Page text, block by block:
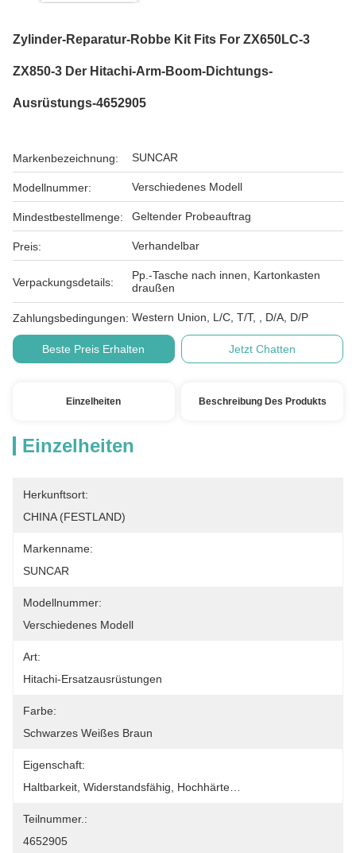
Zylinder-Reparatur-Robbe Kit Fits For ZX650LC-3
ZX850-3 Der Hitachi-Arm-Boom-Dichtungs-
Ausrüstungs-4652905
Markenbezeichnung: SUNCAR
Modellnummer: Verschiedenes Modell
Mindestbestellmenge: Geltender Probeauftrag
Preis: Verhandelbar
Verpackungsdetails:
Pp.-Tasche nach innen, Kartonkasten
draußen
Zahlungsbedingungen: Western Union, L/C, T/T, , D/A, D/P
Beste Preis Erhalten Jetzt Chatten
Einzelheiten Beschreibung Des Produkts
Einzelheiten
Herkunftsort:
CHINA (FESTLAND)
Markenname:
SUNCAR
Modellnummer:
Verschiedenes Modell
Art:
Hitachi-Ersatzausrüstungen
Farbe:
Schwarzes Weißes Braun
Eigenschaft:
Haltbarkeit, Widerstandsfähig, Hochhärte…
Teilnummer.:
4652905